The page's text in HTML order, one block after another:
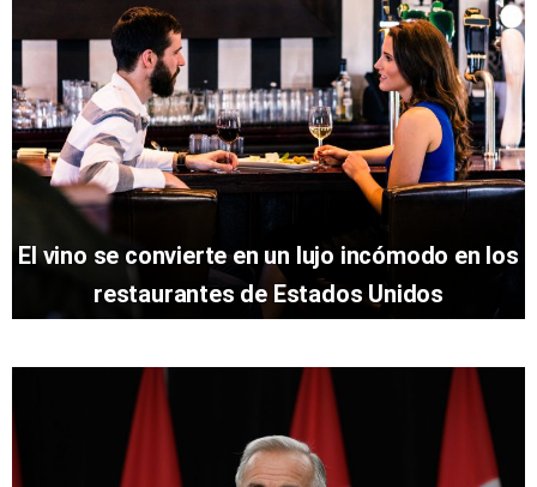
El vino se convierte en un lujo incómodo en los
restaurantes de Estados Unidos